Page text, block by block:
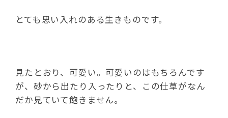
とても思い入れのある生きものです。
見たとおり、可愛い。可愛いのはもちろんです
が、砂から出たり入ったりと、この仕草がなん
だか見ていて飽きません。